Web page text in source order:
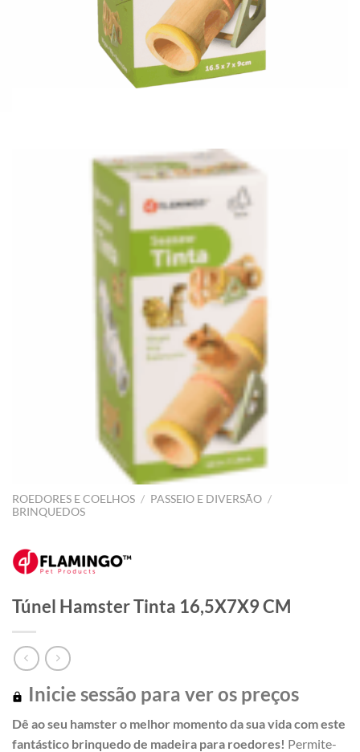
ROEDORES E COELHOS / PASSEIO E DIVERSÃO /
BRINQUEDOS
Túnel Hamster Tinta 16,5X7X9 CM
Inicie sessão para ver os preços
Dê ao seu hamster o melhor momento da sua vida com este
fantástico brinquedo de madeira para roedores! Permite-